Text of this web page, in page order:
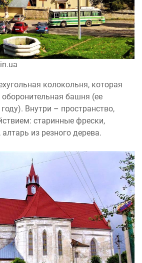
колокольня, которая
башня (ее
Внутри – пространство,
старинные фрески,
из резного дерева.